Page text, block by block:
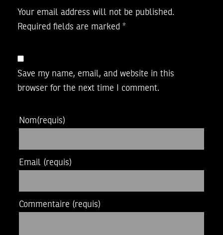
Your email address will not be published.
Required fields are marked *
Save my name, email, and website in this
browser for the next time I comment.
Nom(requis)
Email (requis)
Commentaire (requis)